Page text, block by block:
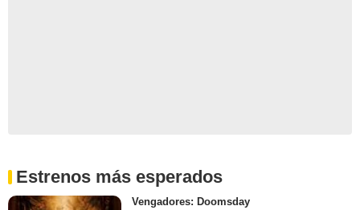
Estrenos más esperados
Vengadores: Doomsday